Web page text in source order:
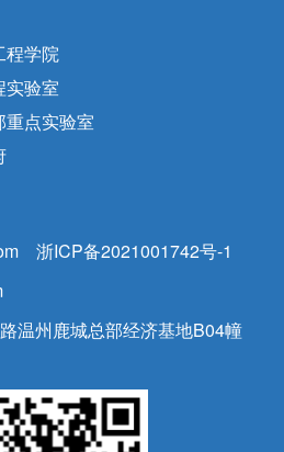
程学院
实验室
重点实验室
浙ICP备2021001742号-1
温州鹿城总部经济基地B04幢